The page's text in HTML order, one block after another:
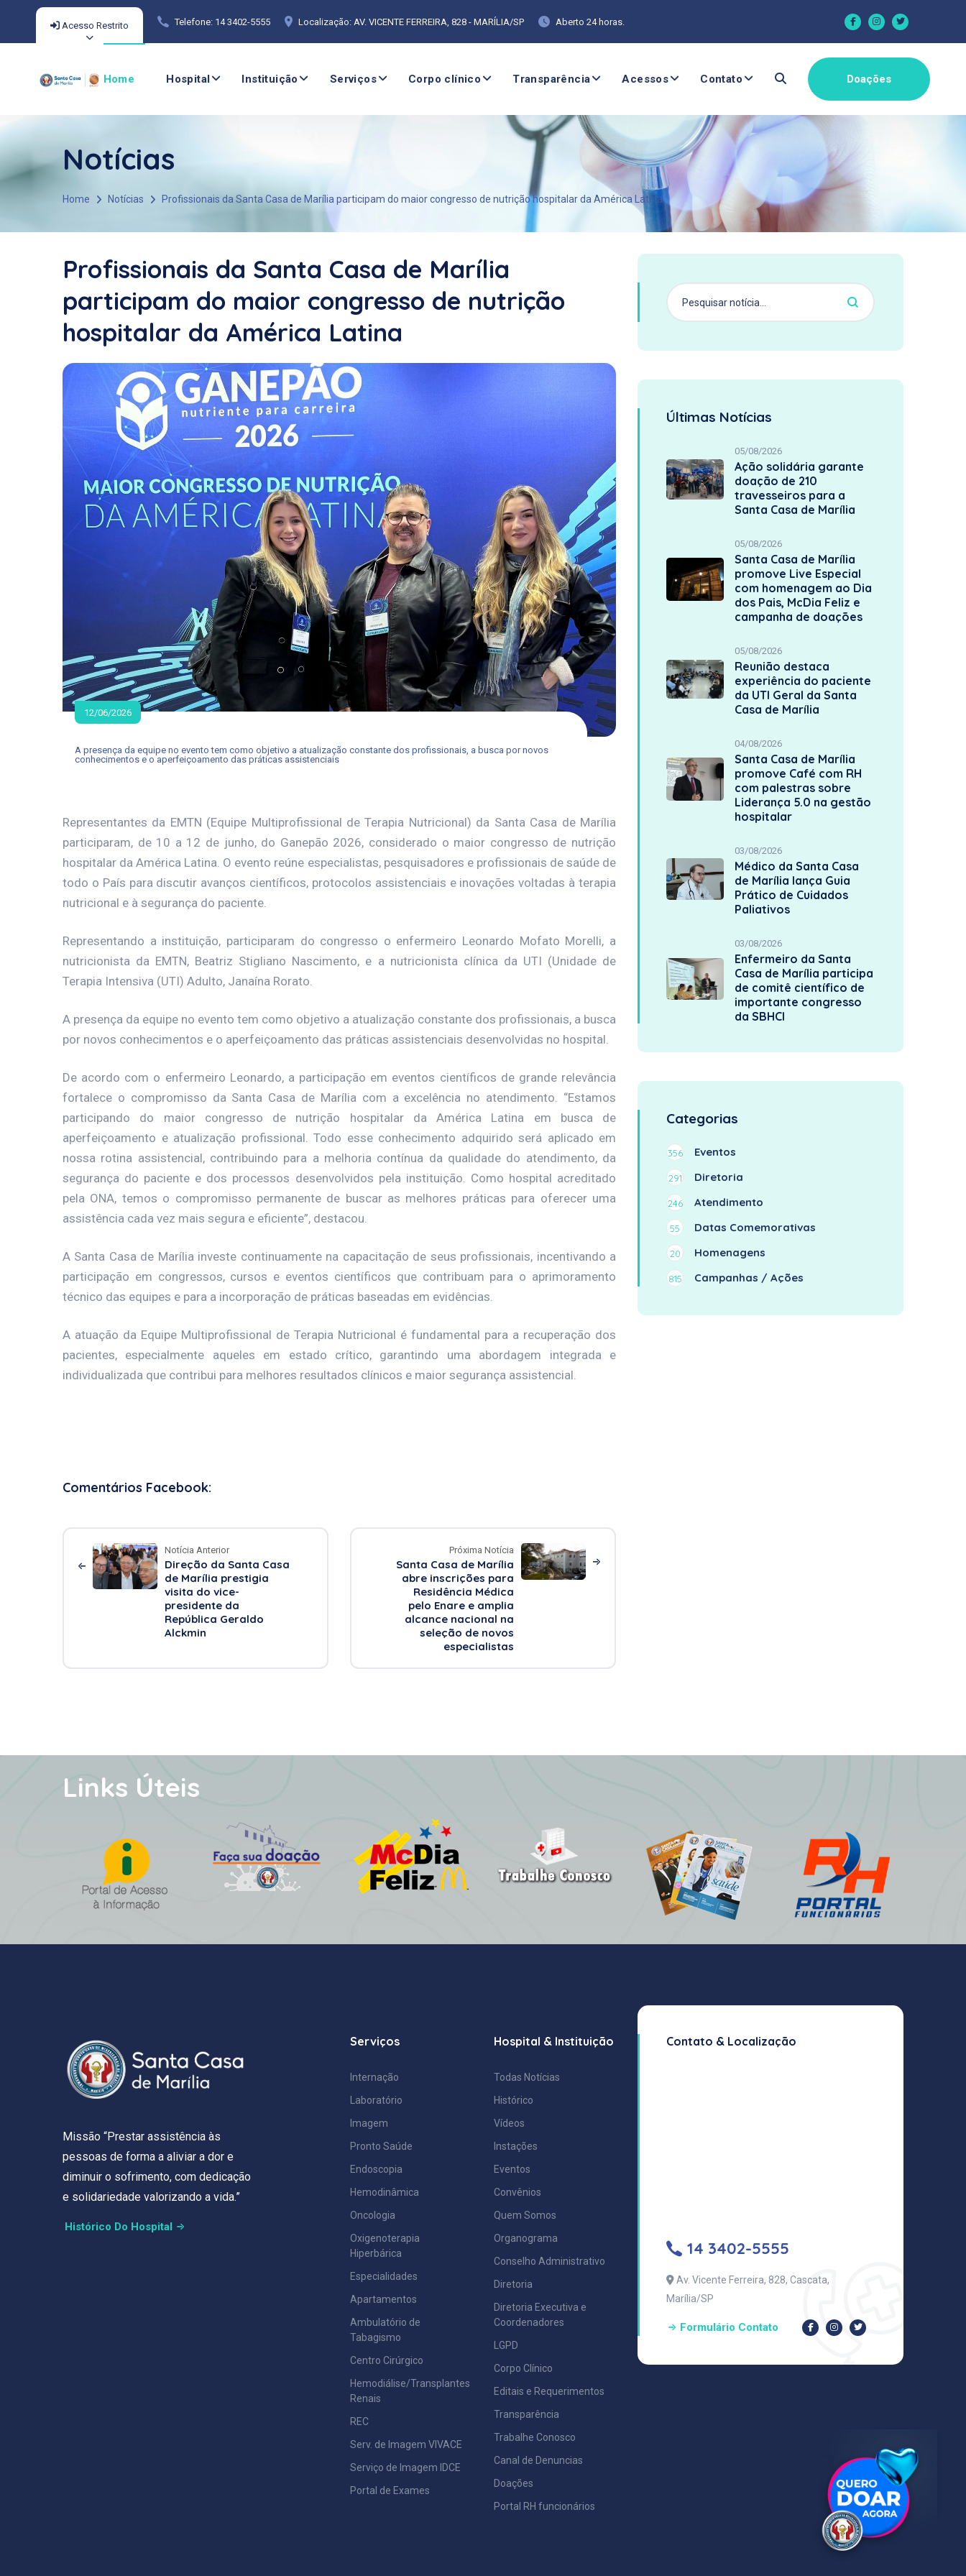
Acesso Restrito Telefone: 14 3402-5555 Localização: AV. VICENTE FERREIRA, 828 - MARÍLIA/SP Aberto 24 horas.
Home Hospital Instituição Serviços Corpo clínico Transparência Acessos Contato Doações
Notícias
Home Notícias Profissionais da Santa Casa de Marília participam do maior congresso de nutrição hospitalar da América Latina
Profissionais da Santa Casa de Marília
participam do maior congresso de nutrição
hospitalar da América Latina
12/06/2026
A presença da equipe no evento tem como objetivo a atualização constante dos profissionais, a busca por novos
conhecimentos e o aperfeiçoamento das práticas assistenciais
Representantes da EMTN (Equipe Multiprofissional de Terapia Nutricional) da Santa Casa de Marília
participaram, de 10 a 12 de junho, do Ganepão 2026, considerado o maior congresso de nutrição
hospitalar da América Latina. O evento reúne especialistas, pesquisadores e profissionais de saúde de
todo o País para discutir avanços científicos, protocolos assistenciais e inovações voltadas à terapia
nutricional e à segurança do paciente.
Representando a instituição, participaram do congresso o enfermeiro Leonardo Mofato Morelli, a
nutricionista da EMTN, Beatriz Stigliano Nascimento, e a nutricionista clínica da UTI (Unidade de
Terapia Intensiva (UTI) Adulto, Janaína Rorato.
A presença da equipe no evento tem como objetivo a atualização constante dos profissionais, a busca
por novos conhecimentos e o aperfeiçoamento das práticas assistenciais desenvolvidas no hospital.
De acordo com o enfermeiro Leonardo, a participação em eventos científicos de grande relevância
fortalece o compromisso da Santa Casa de Marília com a excelência no atendimento. “Estamos
participando do maior congresso de nutrição hospitalar da América Latina em busca de
aperfeiçoamento e atualização profissional. Todo esse conhecimento adquirido será aplicado em
nossa rotina assistencial, contribuindo para a melhoria contínua da qualidade do atendimento, da
segurança do paciente e dos processos desenvolvidos pela instituição. Como hospital acreditado
pela ONA, temos o compromisso permanente de buscar as melhores práticas para oferecer uma
assistência cada vez mais segura e eficiente”, destacou.
A Santa Casa de Marília investe continuamente na capacitação de seus profissionais, incentivando a
participação em congressos, cursos e eventos científicos que contribuam para o aprimoramento
técnico das equipes e para a incorporação de práticas baseadas em evidências.
A atuação da Equipe Multiprofissional de Terapia Nutricional é fundamental para a recuperação dos
pacientes, especialmente aqueles em estado crítico, garantindo uma abordagem integrada e
individualizada que contribui para melhores resultados clínicos e maior segurança assistencial.
Comentários Facebook:
Notícia Anterior
Direção da Santa Casa
de Marília prestigia
visita do vice-
presidente da
República Geraldo
Alckmin
Próxima Notícia
Santa Casa de Marília
abre inscrições para
Residência Médica
pelo Enare e amplia
alcance nacional na
seleção de novos
especialistas
Últimas Notícias
05/08/2026
Ação solidária garante
doação de 210
travesseiros para a
Santa Casa de Marília
05/08/2026
Santa Casa de Marília
promove Live Especial
com homenagem ao Dia
dos Pais, McDia Feliz e
campanha de doações
05/08/2026
Reunião destaca
experiência do paciente
da UTI Geral da Santa
Casa de Marília
04/08/2026
Santa Casa de Marília
promove Café com RH
com palestras sobre
Liderança 5.0 na gestão
hospitalar
03/08/2026
Médico da Santa Casa
de Marília lança Guia
Prático de Cuidados
Paliativos
03/08/2026
Enfermeiro da Santa
Casa de Marília participa
de comitê científico de
importante congresso
da SBHCI
Categorias
356 Eventos
291 Diretoria
246 Atendimento
55 Datas Comemorativas
20 Homenagens
815 Campanhas / Ações
Links Úteis
Missão “Prestar assistência às
pessoas de forma a aliviar a dor e
diminuir o sofrimento, com dedicação
e solidariedade valorizando a vida.”
Histórico Do Hospital
Serviços
Internação
Laboratório
Imagem
Pronto Saúde
Endoscopia
Hemodinâmica
Oncologia
Oxigenoterapia
Hiperbárica
Especialidades
Apartamentos
Ambulatório de
Tabagismo
Centro Cirúrgico
Hemodiálise/Transplantes
Renais
REC
Serv. de Imagem VIVACE
Serviço de Imagem IDCE
Portal de Exames
Hospital & Instituição
Todas Notícias
Histórico
Vídeos
Instações
Eventos
Convênios
Quem Somos
Organograma
Conselho Administrativo
Diretoria
Diretoria Executiva e
Coordenadores
LGPD
Corpo Clínico
Editais e Requerimentos
Transparência
Trabalhe Conosco
Canal de Denuncias
Doações
Portal RH funcionários
Contato & Localização
14 3402-5555
Av. Vicente Ferreira, 828, Cascata,
Marília/SP
Formulário Contato